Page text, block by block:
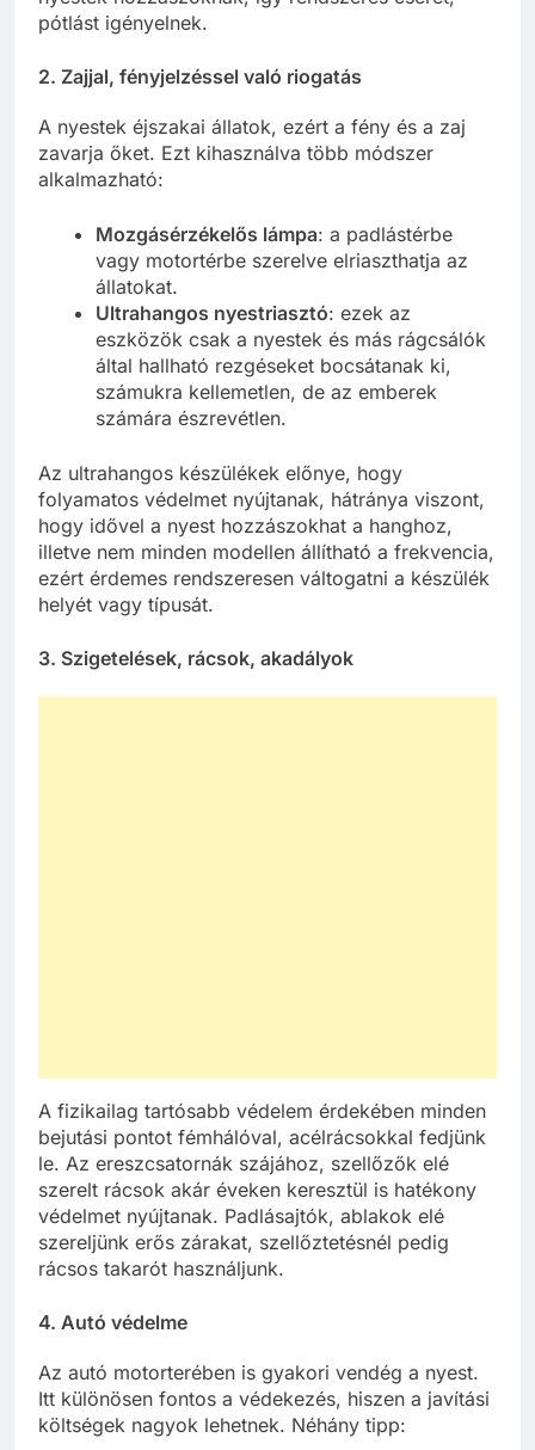
pótlást igényelnek.
2. Zajjal, fényjelzéssel való riogatás
A nyestek éjszakai állatok, ezért a fény és a zaj
zavarja őket. Ezt kihasználva több módszer
alkalmazható:
Mozgásérzékelős lámpa: a padlástérbe
vagy motortérbe szerelve elriaszthatja az
állatokat.
Ultrahangos nyestriasztó: ezek az
eszközök csak a nyestek és más rágcsálók
által hallható rezgéseket bocsátanak ki,
számukra kellemetlen, de az emberek
számára észrevétlen.
Az ultrahangos készülékek előnye, hogy
folyamatos védelmet nyújtanak, hátránya viszont,
hogy idővel a nyest hozzászokhat a hanghoz,
illetve nem minden modellen állítható a frekvencia,
ezért érdemes rendszeresen váltogatni a készülék
helyét vagy típusát.
3. Szigetelések, rácsok, akadályok
A fizikailag tartósabb védelem érdekében minden
bejutási pontot fémhálóval, acélrácsokkal fedjünk
le. Az ereszcsatornák szájához, szellőzők elé
szerelt rácsok akár éveken keresztül is hatékony
védelmet nyújtanak. Padlásajtók, ablakok elé
szereljünk erős zárakat, szellőztetésnél pedig
rácsos takarót használjunk.
4. Autó védelme
Az autó motorterében is gyakori vendég a nyest.
Itt különösen fontos a védekezés, hiszen a javítási
költségek nagyok lehetnek. Néhány tipp: